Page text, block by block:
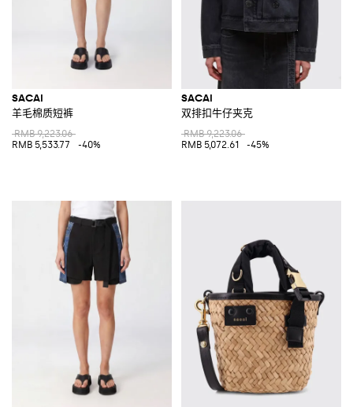
SACAI
羊毛棉质短裤
RMB 9,223.06
RMB 5,533.77
-40%
SACAI
双排扣牛仔夹克
RMB 9,223.06
RMB 5,072.61
-45%